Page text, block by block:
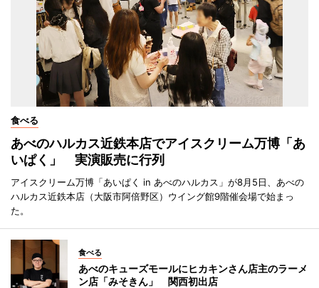
食べる
あべのハルカス近鉄本店でアイスクリーム万博「あ
いぱく」 実演販売に行列
アイスクリーム万博「あいぱく in あべのハルカス」が8月5日、あべの
ハルカス近鉄本店（大阪市阿倍野区）ウイング館9階催会場で始まっ
た。
食べる
あべのキューズモールにヒカキンさん店主のラーメ
ン店「みそきん」 関西初出店